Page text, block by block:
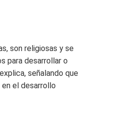
son religiosas y se
para desarrollar o
señalando que
el desarrollo